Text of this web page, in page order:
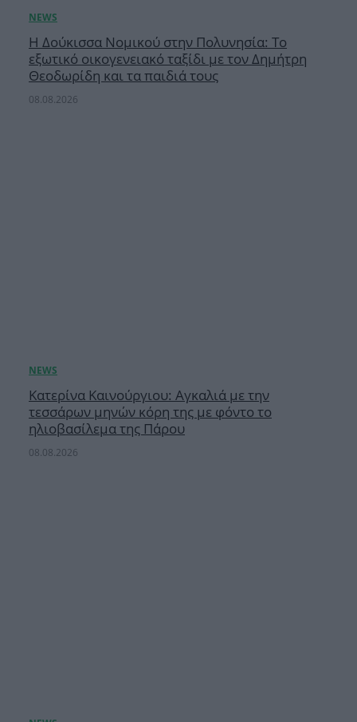
Η Δούκισσα Νομικού στην Πολυνησία: Το
εξωτικό οικογενειακό ταξίδι με τον Δημήτρη
Θεοδωρίδη και τα παιδιά τους
08.08.2026
Κατερίνα Καινούργιου: Αγκαλιά με την
τεσσάρων μηνών κόρη της με φόντο το
ηλιοβασίλεμα της Πάρου
08.08.2026